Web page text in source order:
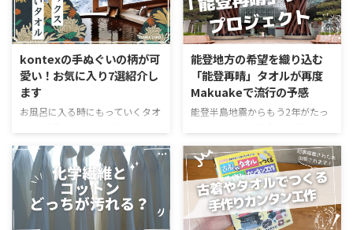
kontexの手ぬぐいの柄が可
愛い！お気に入り7選紹介し
ます
お風呂に入る時にもっていくタオ
ル」、どっち派ですか？ タオル
は吸水力がよくてフワフワ気持ち
いい、手ぬぐいは乾きやすい。そ
れぞれにメリットはありますが、
吸水すれば乾きにくい、乾きやす
いってことは吸水力が足りない。
能登地方の希望を織り込む
「能登再晴」タオルが再度
Makuakeで流行の予感
能登半島地震からもう2年がたっ
ないという話を聞きますよね。
そんな被災地である能登から届い
た、タオルに関する復興支援プロ
ジェクトが始まっています。これ
は以前も紹介した「能登再晴」の
第2弾。今回も応援購入サービス